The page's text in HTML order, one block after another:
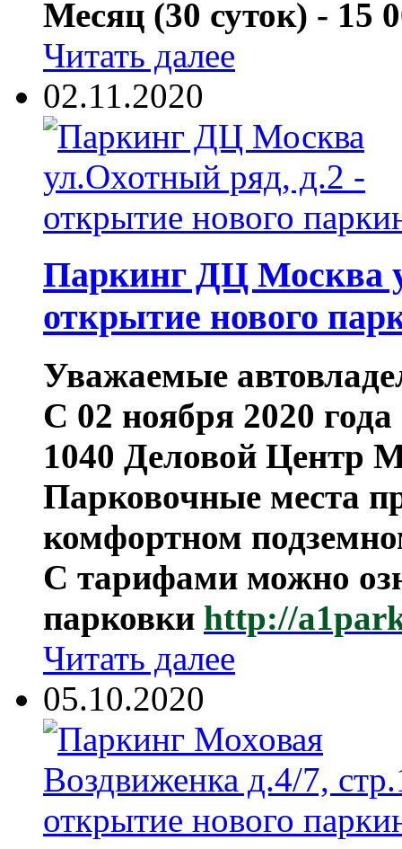
Месяц (30 суток) - 15
Читать далее
02.11.2020
Паркинг ДЦ Москва
открытие нового
Уважаемые
С 02 ноября 2020
1040 Деловой Центр
Парковочные места
комфортном
С тарифами можно
парковки http://
Читать далее
05.10.2020